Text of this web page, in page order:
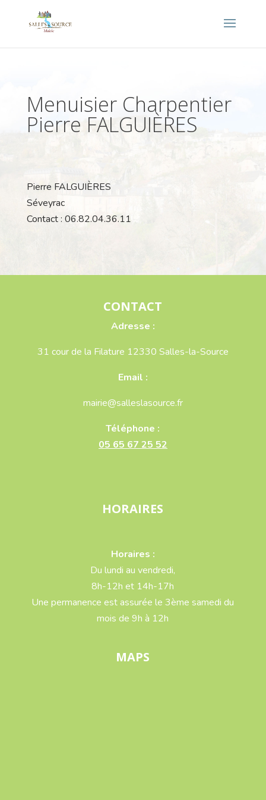
Menuisier Charpentier
Pierre FALGUIÈRES
Pierre FALGUIÈRES
Séveyrac
Contact : 06.82.04.36.11
CONTACT
Adresse :
31 cour de la Filature 12330 Salles-la-Source
Email :
mairie@salleslasource.fr
Téléphone :
05 65 67 25 52
HORAIRES
Horaires :
Du lundi au vendredi,
8h-12h et 14h-17h
Une permanence est assurée le 3ème samedi du
mois de 9h à 12h
MAPS